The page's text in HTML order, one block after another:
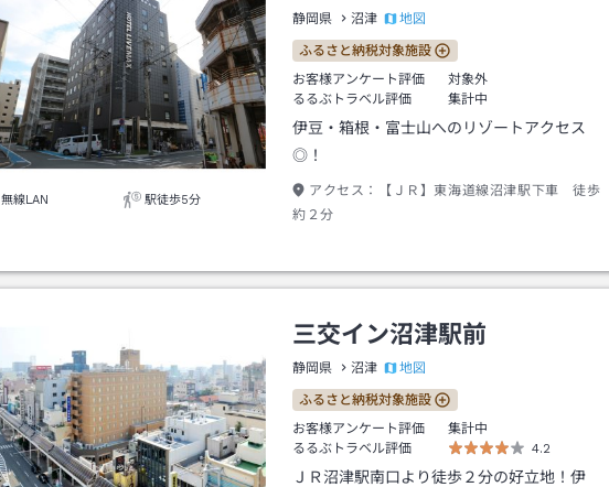
無線LAN 駅徒歩5分
静岡県 沼津 地図
ふるさと納税対象施設
お客様アンケート評価
対象外
るるぶトラベル評価
集計中
伊豆・箱根・富士山へのリゾートアクセス
◎！
アクセス：
【ＪＲ】東海道線沼津駅下車 徒歩
約２分
三交イン沼津駅前
静岡県 沼津 地図
ふるさと納税対象施設
お客様アンケート評価
集計中
るるぶトラベル評価
4.2
ＪＲ沼津駅南口より徒歩２分の好立地！伊